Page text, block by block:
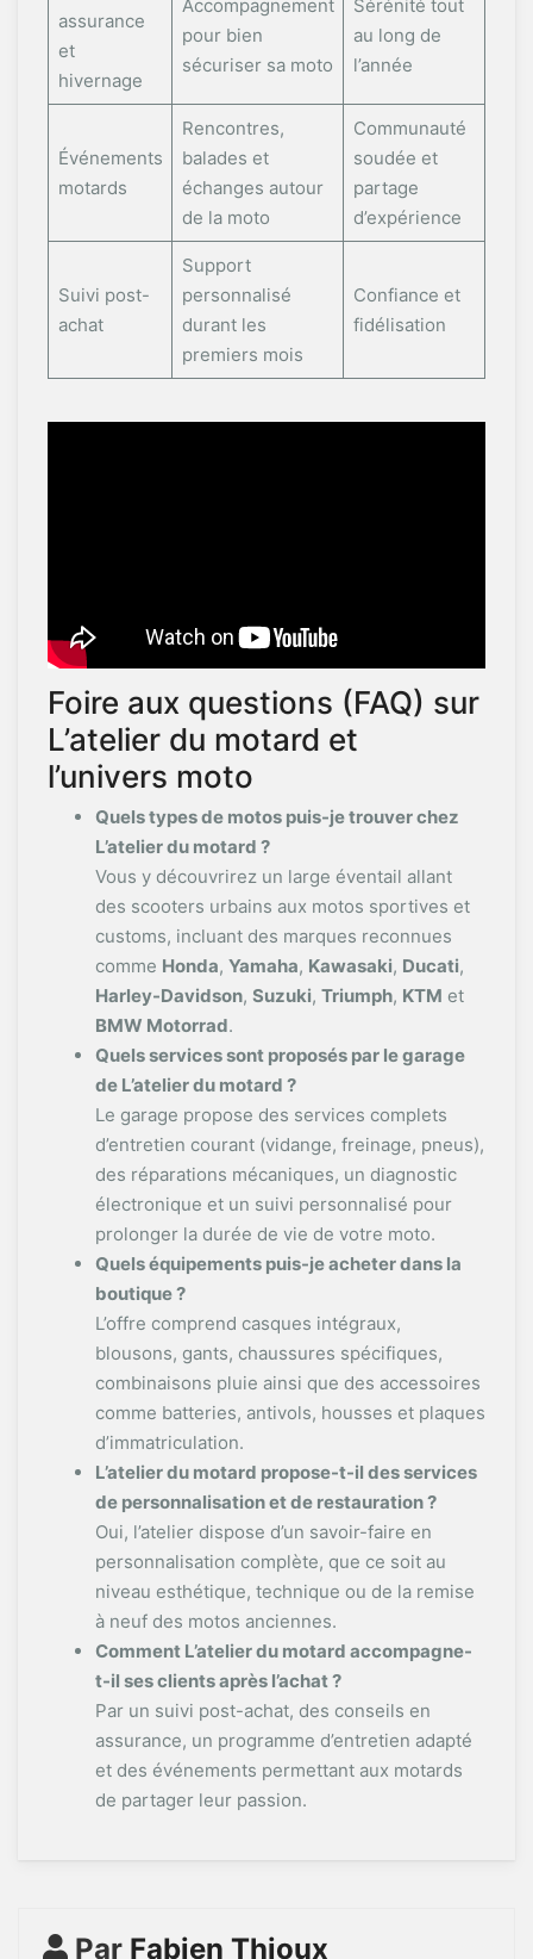
assurance
et
hivernage
Accompagnement
pour bien
sécuriser sa moto
Sérénité tout
au long de
l’année
Événements
motards
Rencontres,
balades et
échanges autour
de la moto
Communauté
soudée et
partage
d’expérience
Suivi post-
achat
Support
personnalisé
durant les
premiers mois
Confiance et
fidélisation
Foire aux questions (FAQ) sur
L’atelier du motard et
l’univers moto
Quels types de motos puis-je trouver chez
L’atelier du motard ?
Vous y découvrirez un large éventail allant
des scooters urbains aux motos sportives et
customs, incluant des marques reconnues
comme Honda, Yamaha, Kawasaki, Ducati,
Harley-Davidson, Suzuki, Triumph, KTM et
BMW Motorrad.
Quels services sont proposés par le garage
de L’atelier du motard ?
Le garage propose des services complets
d’entretien courant (vidange, freinage, pneus),
des réparations mécaniques, un diagnostic
électronique et un suivi personnalisé pour
prolonger la durée de vie de votre moto.
Quels équipements puis-je acheter dans la
boutique ?
L’offre comprend casques intégraux,
blousons, gants, chaussures spécifiques,
combinaisons pluie ainsi que des accessoires
comme batteries, antivols, housses et plaques
d’immatriculation.
L’atelier du motard propose-t-il des services
de personnalisation et de restauration ?
Oui, l’atelier dispose d’un savoir-faire en
personnalisation complète, que ce soit au
niveau esthétique, technique ou de la remise
à neuf des motos anciennes.
Comment L’atelier du motard accompagne-
t-il ses clients après l’achat ?
Par un suivi post-achat, des conseils en
assurance, un programme d’entretien adapté
et des événements permettant aux motards
de partager leur passion.
Par Fabien Thioux